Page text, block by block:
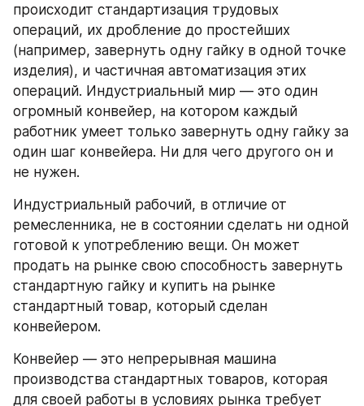
происходит стандартизация трудовых
операций, их дробление до простейших
(например, завернуть одну гайку в одной точке
изделия), и частичная автоматизация этих
операций. Индустриальный мир — это один
огромный конвейер, на котором каждый
работник умеет только завернуть одну гайку за
один шаг конвейера. Ни для чего другого он и
не нужен.
Индустриальный рабочий, в отличие от
ремесленника, не в состоянии сделать ни одной
готовой к употреблению вещи. Он может
продать на рынке свою способность завернуть
стандартную гайку и купить на рынке
стандартный товар, который сделан
конвейером.
Конвейер — это непрерывная машина
производства стандартных товаров, которая
для своей работы в условиях рынка требует